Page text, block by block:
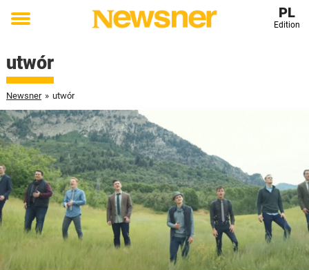
Toggle
PL
Edition
utwór
Newsner » utwór